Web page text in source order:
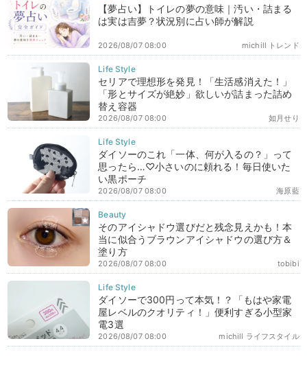
【夢占い】トイレの夢の意味｜汚い・詰まる
は実は吉夢？状況別に占い師が解説
michill トレンド
2026/08/07 08:00
セリアで理想形を発見！「生活感消えた！」
「形とサイズが絶妙」欲しいが詰まった詰め
替え容器
如月せり
2026/08/07 08:00
ダイソーのこれ「一体、何が入るの？」って
思ったら…♡小さいのに頼れる！毎日使いた
い黒ポーチ
海原藍
2026/08/07 08:00
そのアイシャドウ選びだと残念見えかも！本
当に似合うブラウンアイシャドウの選び方＆
塗り方
tobibi
2026/08/07 08:00
ダイソーで300円って本気！？「もはや家電
屋レベルのクオリティ！」便利すぎる小型家
電3選
michill ライフスタイル
2026/08/07 08:00